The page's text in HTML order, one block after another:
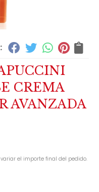
CREMA
AVANZADA
el importe final del pedido.